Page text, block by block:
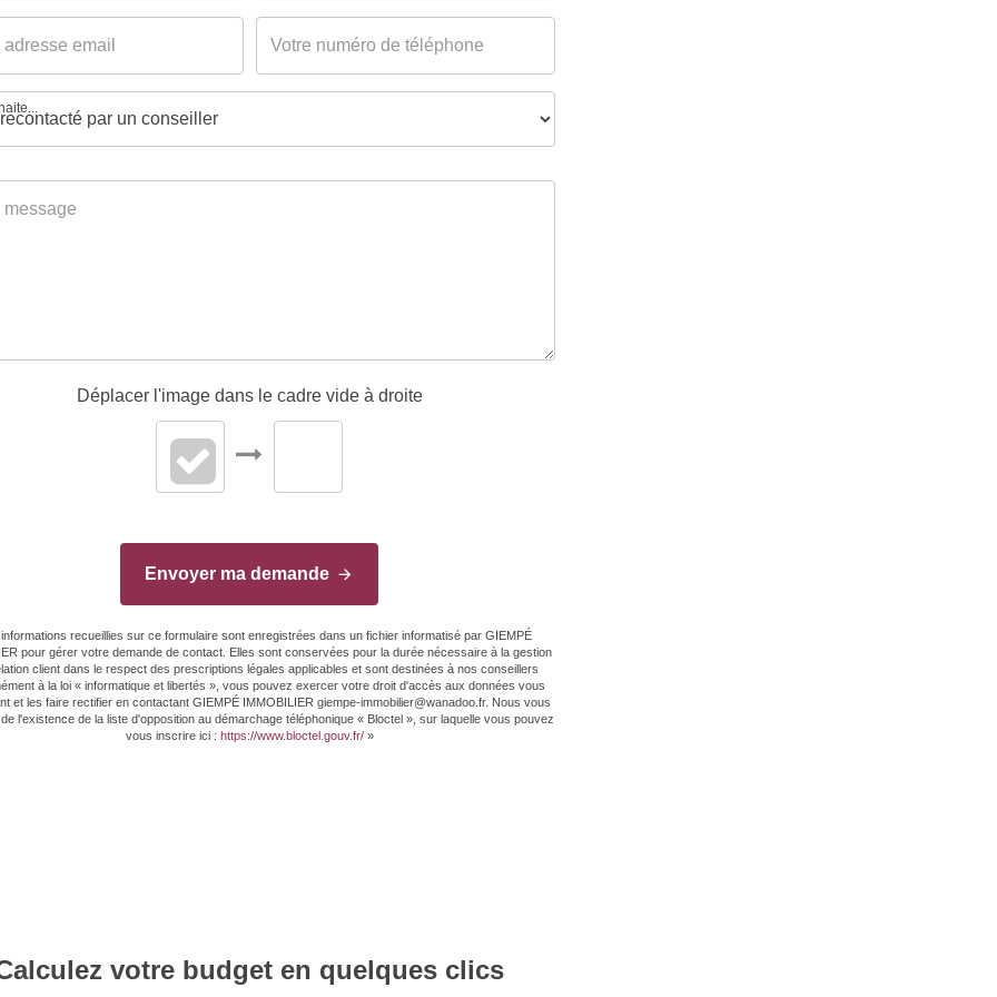
Déplacer l'image dans le cadre vide à droite
Envoyer ma demande
recueillies sur ce formulaire sont enregistrées dans un fichier informatisé par GIEMPÉ
pour gérer votre demande de contact. Elles sont conservées pour la durée nécessaire à la gestion
client dans le respect des prescriptions légales applicables et sont destinées à nos conseillers
à la loi « informatique et libertés », vous pouvez exercer votre droit d'accès aux données vous
et les faire rectifier en contactant GIEMPÉ IMMOBILIER giempe-immobilier@wanadoo.fr. Nous vous
l'existence de la liste d'opposition au démarchage téléphonique « Bloctel », sur laquelle vous pouvez
vous inscrire ici : https://www.bloctel.gouv.fr/»
votre budget en quelques clics